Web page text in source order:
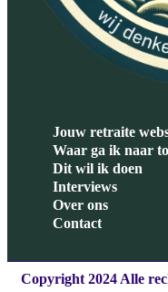
Jouw retraite
Waar ga ik naar
Dit wil ik doen
Interviews
Over ons
Contact
Copyright 2024 Alle